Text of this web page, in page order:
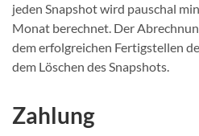
jeden Snapshot wird pauschal
Monat berechnet. Der
dem erfolgreichen Fertigstellen
dem Löschen des Snapshots.
Zahlung